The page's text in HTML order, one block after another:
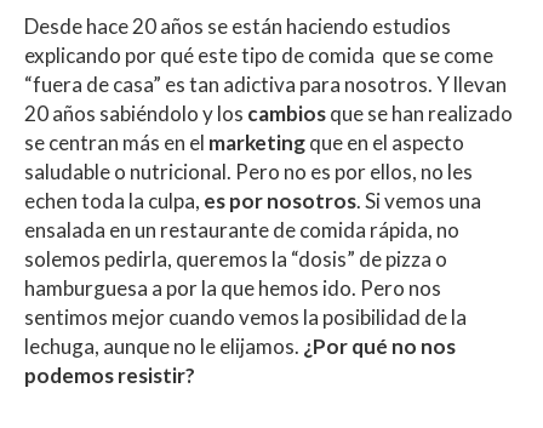
Desde hace 20 años se están haciendo estudios
explicando por qué este tipo de comida que se come
“fuera de casa” es tan adictiva para nosotros. Y llevan
20 años sabiéndolo y los cambiosque se han realizado
se centran más en el marketingque en el aspecto
saludable o nutricional. Pero no es por ellos, no les
echen toda la culpa, es por nosotros. Si vemos una
ensalada en un restaurante de comida rápida, no
solemos pedirla, queremos la “dosis” de pizza o
hamburguesa a por la que hemos ido. Pero nos
sentimos mejor cuando vemos la posibilidad de la
lechuga, aunque no le elijamos. ¿Por qué no nos
podemos resistir?